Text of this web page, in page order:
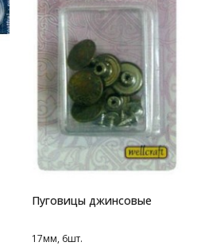
Пуговицы джинсовые
17мм, 6шт.